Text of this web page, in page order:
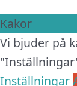
Kakor
Vi bjuder på
Inställningar